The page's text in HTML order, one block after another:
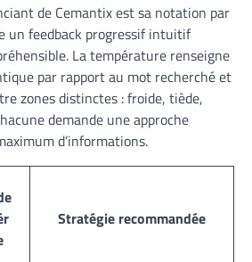
de Cemantix est sa notation par
un feedback progressif intuitif
La température renseigne
par rapport au mot recherché et
zones distinctes : froide, tiède,
demande une approche
d’informations.
Stratégie recommandée